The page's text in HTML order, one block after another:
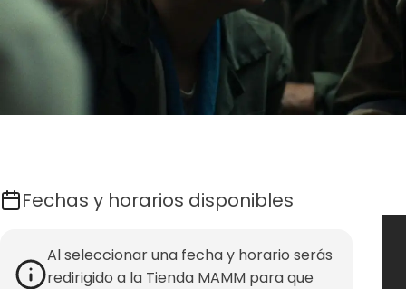
Fechas y horarios disponibles
Al seleccionar una fecha y horario serás
redirigido a la Tienda MAMM para que